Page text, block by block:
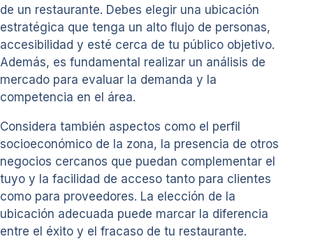
de un restaurante. Debes elegir una ubicación
estratégica que tenga un alto flujo de personas,
accesibilidad y esté cerca de tu público objetivo.
Además, es fundamental realizar un análisis de
mercado para evaluar la demanda y la
competencia en el área.
Considera también aspectos como el perfil
socioeconómico de la zona, la presencia de otros
negocios cercanos que puedan complementar el
tuyo y la facilidad de acceso tanto para clientes
como para proveedores. La elección de la
ubicación adecuada puede marcar la diferencia
entre el éxito y el fracaso de tu restaurante.